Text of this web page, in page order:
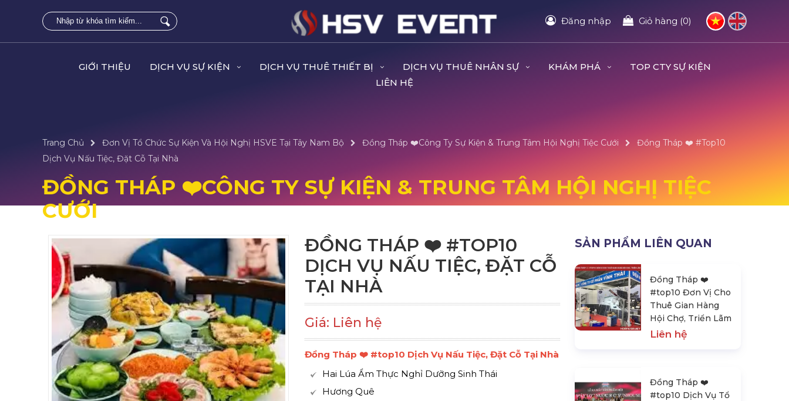
Đăng nhập Giỏ hàng (0)
GIỚI THIỆU DỊCH VỤ SỰ KIỆN DỊCH VỤ THUÊ THIẾT BỊ DỊCH VỤ THUÊ NHÂN SỰ KHÁM PHÁ
TOP CTY SỰ KIỆN
LIÊN HỆ
Trang Chủ Đơn Vị Tổ Chức Sự Kiện Và Hội Nghị HSVE Tại Tây Nam Bộ Đồng Tháp ❤️️Công Ty Sự Kiện & Trung Tâm Hội Nghị Tiệc Cưới
Đồng Tháp ❤️️ #top10
Dịch Vụ Nấu Tiệc, Đặt Cỗ Tại Nhà
ĐỒNG THÁP ❤️️CÔNG TY SỰ KIỆN & TRUNG TÂM HỘI NGHỊ TIỆC
CƯỚI
ĐỒNG THÁP ❤️️ #TOP10
DỊCH VỤ NẤU TIỆC, ĐẶT CỖ
TẠI NHÀ
Giá: Liên hệ
Đồng Tháp ❤️️ #top10 Dịch Vụ Nấu Tiệc, Đặt Cỗ Tại Nhà
Hai Lúa Ẩm Thực Nghỉ Dưỡng Sinh Thái
Hương Quê
SẢN PHẨM LIÊN QUAN
Đồng Tháp ❤️️
#top10 Đơn Vị Cho
Thuê Gian Hàng
Hội Chợ, Triển Lãm
Liên hệ
Đồng Tháp ❤️️
#top10 Dịch Vụ Tổ